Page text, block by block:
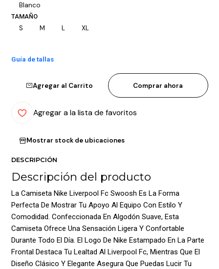
Blanco
TAMAÑO
S M L XL
Guía de tallas
Agregar al Carrito Comprar ahora
Agregar a la lista de favoritos
Mostrar stock de ubicaciones
DESCRIPCIÓN
Descripción del producto
La Camiseta Nike Liverpool Fc Swoosh Es La Forma
Perfecta De Mostrar Tu Apoyo Al Equipo Con Estilo Y
Comodidad. Confeccionada En Algodón Suave, Esta
Camiseta Ofrece Una Sensación Ligera Y Confortable
Durante Todo El Día. El Logo De Nike Estampado En La Parte
Frontal Destaca Tu Lealtad Al Liverpool Fc, Mientras Que El
Diseño Clásico Y Elegante Asegura Que Puedas Lucir Tu